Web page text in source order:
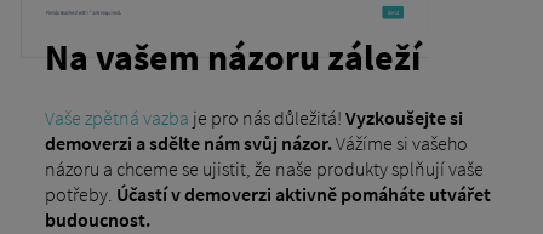
Na vašem názoru záleží
Vaše zpětná vazba je pro nás důležitá! Vyzkoušejte si
demoverzi a sdělte nám svůj názor.Vážíme si vašeho
názoru a chceme se ujistit, že naše produkty splňují vaše
potřeby. Účastí v demoverzi aktivně pomáháte utvářet
budoucnost.